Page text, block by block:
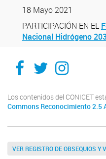
18 Mayo 2021
PARTICIPACIÓN EN EL
Nacional Hidrógeno
IthesIthesIthes
Los contenidos del CONICET
Commons Reconocimiento 2.5
VER REGISTRO DE OBSEQUIOS Y